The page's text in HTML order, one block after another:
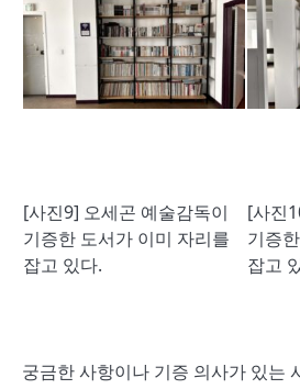
[사진9] 오세곤 예술감독이
기증한 도서가 이미 자리를
잡고 있다.
[사진
기증
잡고
궁금한 사항이나 기증 의사가 있는